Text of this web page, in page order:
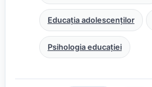
Educația adolescenților
Psihologia educației